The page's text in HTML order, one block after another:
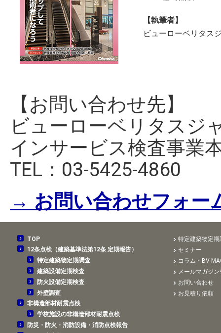
【執筆者】
ビューローベリタス
【お問い合わせ先】
ビューローベリタスジ
インサービス検査事業
TEL：03-5425-4860
→ お問い合わせフォー
TOP
12条点検（建築基準法第12条 定期報告）
特定建築物定期調査
建築設備定期検査
防火設備定期検査
外壁調査
非構造部材耐震点検
学校施設の非構造部材耐震点検
防災・防火・消防設備・消防点検報告
特定建築物定
セミナー
コラム・BV
メールマガジ
お問い合わせ
お見積り依頼